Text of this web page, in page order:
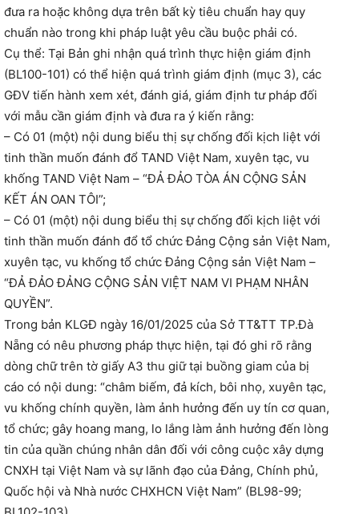
đưa ra hoặc không dựa trên bất kỳ tiêu chuẩn hay quy
chuẩn nào trong khi pháp luật yêu cầu buộc phải có.
Cụ thể: Tại Bản ghi nhận quá trình thực hiện giám định
(BL100-101) có thể hiện quá trình giám định (mục 3), các
GĐV tiến hành xem xét, đánh giá, giám định tư pháp đối
với mẫu cần giám định và đưa ra ý kiến rằng:
– Có 01 (một) nội dung biểu thị sự chống đối kịch liệt với
tinh thần muốn đánh đổ TAND Việt Nam, xuyên tạc, vu
khống TAND Việt Nam – “ĐẢ ĐẢO TÒA ÁN CỘNG SẢN
KẾT ÁN OAN TÔI”;
– Có 01 (một) nội dung biểu thị sự chống đối kịch liệt với
tinh thần muốn đánh đổ tổ chức Đảng Cộng sản Việt Nam,
xuyên tạc, vu khống tổ chức Đảng Cộng sản Việt Nam –
“ĐẢ ĐẢO ĐẢNG CỘNG SẢN VIỆT NAM VI PHẠM NHÂN
QUYỀN”.
Trong bản KLGĐ ngày 16/01/2025 của Sở TT&TT TP.Đà
Nẵng có nêu phương pháp thực hiện, tại đó ghi rõ rằng
dòng chữ trên tờ giấy A3 thu giữ tại buồng giam của bị
cáo có nội dung: “châm biếm, đả kích, bôi nhọ, xuyên tạc,
vu khống chính quyền, làm ảnh hưởng đến uy tín cơ quan,
tổ chức; gây hoang mang, lo lắng làm ảnh hưởng đến lòng
tin của quần chúng nhân dân đối với công cuộc xây dựng
CNXH tại Việt Nam và sự lãnh đạo của Đảng, Chính phủ,
Quốc hội và Nhà nước CHXHCN Việt Nam” (BL98-99;